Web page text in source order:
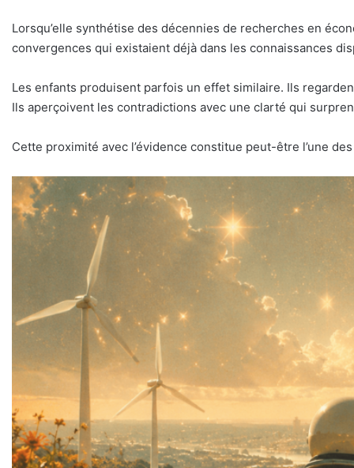
Lorsqu’elle synthétise des décennies de recherches en
convergences qui existaient déjà dans les connaissances
Les enfants produisent parfois un effet similaire. Ils
Ils aperçoivent les contradictions avec une clarté qui
Cette proximité avec l’évidence constitue peut-être l’une